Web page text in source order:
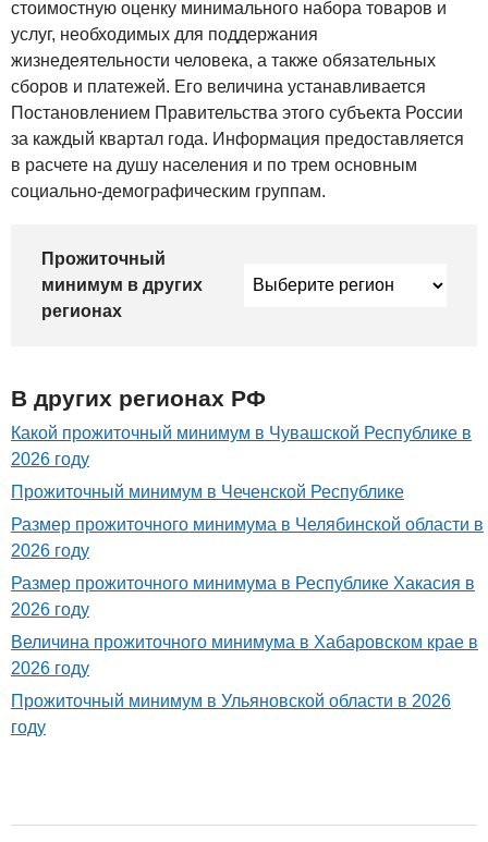
стоимостную оценку минимального набора товаров и
услуг, необходимых для поддержания
жизнедеятельности человека, а также обязательных
сборов и платежей. Его величина устанавливается
Постановлением Правительства этого субъекта России
за каждый квартал года. Информация предоставляется
в расчете на душу населения и по трем основным
социально-демографическим группам.
Прожиточный
минимум в других
регионах
В других регионах РФ
Какой прожиточный минимум в Чувашской Республике в
2026 году
Прожиточный минимум в Чеченской Республике
Размер прожиточного минимума в Челябинской области в
2026 году
Размер прожиточного минимума в Республике Хакасия в
2026 году
Величина прожиточного минимума в Хабаровском крае в
2026 году
Прожиточный минимум в Ульяновской области в 2026
году